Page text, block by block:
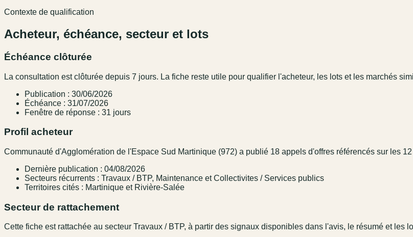
Contexte de qualification
Acheteur, échéance, secteur et lots
Échéance clôturée
La consultation est clôturée depuis 7 jours. La fiche reste utile pour qualifier l'acheteur, les lots et les marchés
Publication : 30/06/2026
Échéance : 31/07/2026
Fenêtre de réponse : 31 jours
Profil acheteur
Communauté d'Agglomération de l'Espace Sud Martinique (972) a publié 18 appels d'offres référencés sur les
Dernière publication : 04/08/2026
Secteurs récurrents : Travaux / BTP, Maintenance et Collectivites / Services publics
Territoires cités : Martinique et Rivière-Salée
Secteur de rattachement
Cette fiche est rattachée au secteur Travaux / BTP, à partir des signaux disponibles dans l'avis, le résumé et les